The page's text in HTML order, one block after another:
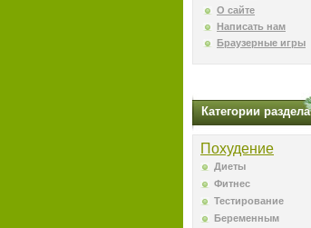
О сайте
Написать нам
Браузерные игры
Категории раздела
Похудение
Диеты
Фитнес
Тестирование
Беременным